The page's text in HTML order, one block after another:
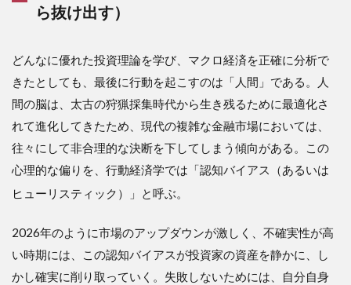
ら抜け出す）
どんなに優れた投資理論を学び、マクロ経済を正確に分析で
きたとしても、最後に行動を起こすのは「人間」である。人
間の脳は、太古の狩猟採集時代から生き残るために最適化さ
れて進化してきたため、現代の複雑な金融市場においては、
往々にして非合理的な決断を下してしまう傾向がある。この
心理的な偏りを、行動経済学では「認知バイアス（あるいは
ヒューリスティック）」と呼ぶ。
2026年のように市場のアップダウンが激しく、不確実性が高
い時期には、この認知バイアスが投資家の資産を静かに、し
かし確実に削り取っていく。失敗しないためには、自分自身